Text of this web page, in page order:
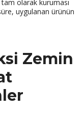
olarak kuruması
uygulanan ürünün
Zemin